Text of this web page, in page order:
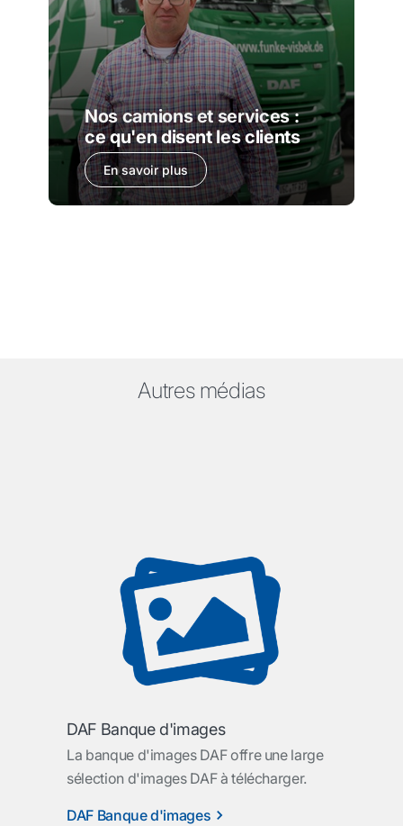
Nos camions et services :
ce qu'en disent les clients
En savoir plus
Autres médias
DAF Banque d'images
La banque d'images DAF offre une large
sélection d'images DAF à télécharger.
DAF Banque d'images